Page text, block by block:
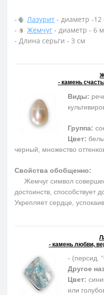
- Лазурит - диаметр -
-
Жемчуг - диаметр - 6
- Длина серьги - 3 см
- камень
Виды:
Группа:
Цвет:
черный, множество
Свойства обобщенно:
Жемчуг символ
достоинств, способствует
Укрепляет сердце,
- камень любви,
- (персид.
Другое
Цвет:
или